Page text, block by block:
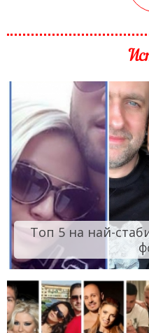
Топ 5 на най-